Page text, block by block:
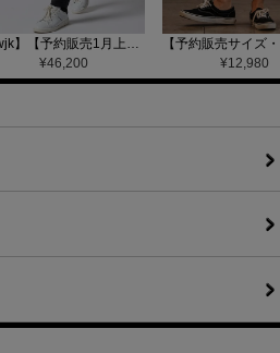
【wjk】【予約販売1月上旬～中旬入荷】function knit easy slacks(jacquard check) ニットイージーパンツ(504 mw08j)
¥46,200 ¥12,980